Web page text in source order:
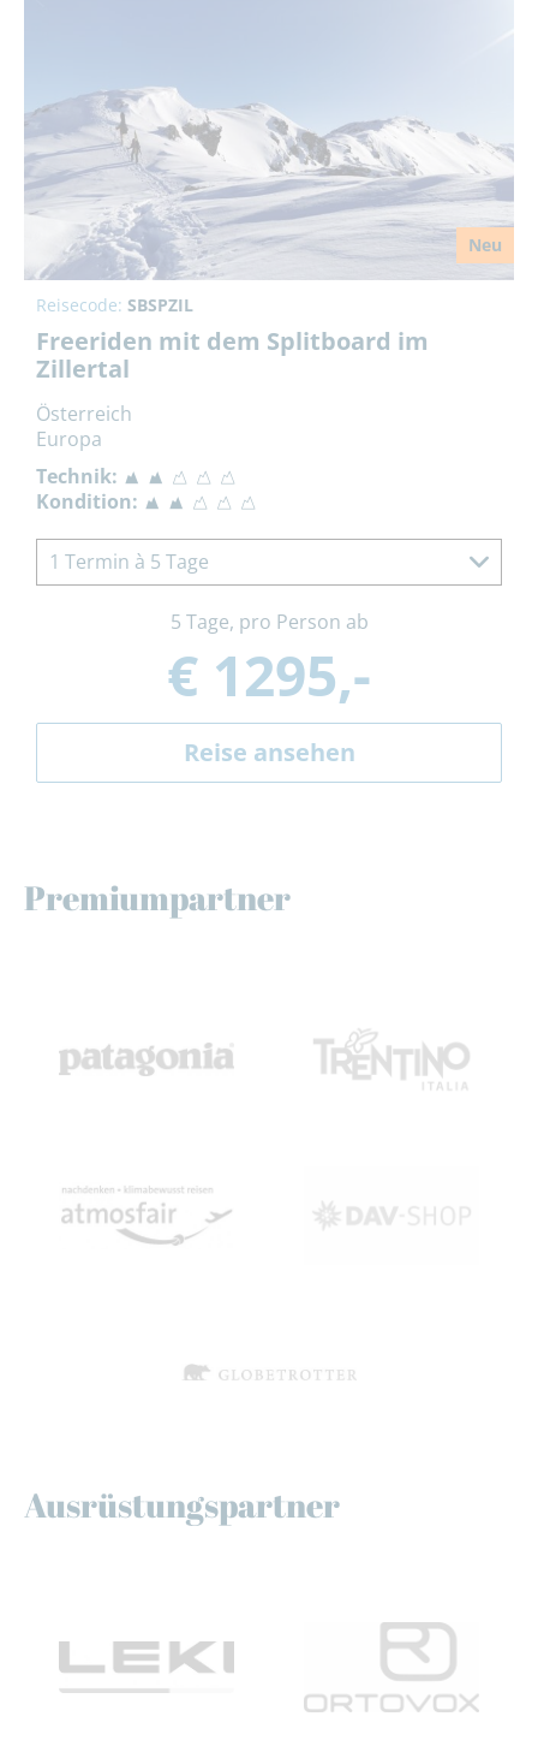
Neu
Reisecode: SBSPZIL
Freeriden mit dem Splitboard im
Zillertal
Österreich
Europa
Technik:
Kondition:
1 Termin à 5 Tage
5 Tage, pro Person ab
€ 1295,-
Reise ansehen
Premiumpartner
Ausrüstungspartner